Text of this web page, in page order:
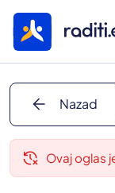
arrow_back Nazad
delete_history Ovaj oglas